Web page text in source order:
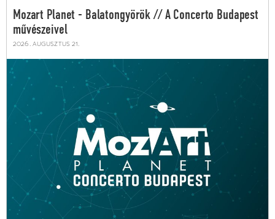
Mozart Planet - Balatongyörök // A Concerto Budapest
művészeivel
2026. augusztus 21.